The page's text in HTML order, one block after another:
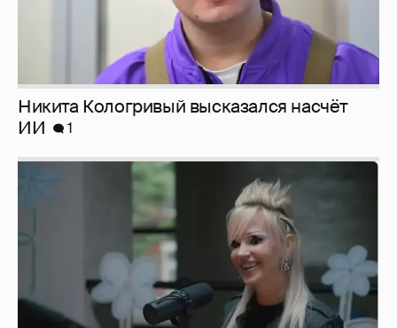
Никита Кологривый высказался насчёт
ИИ
1